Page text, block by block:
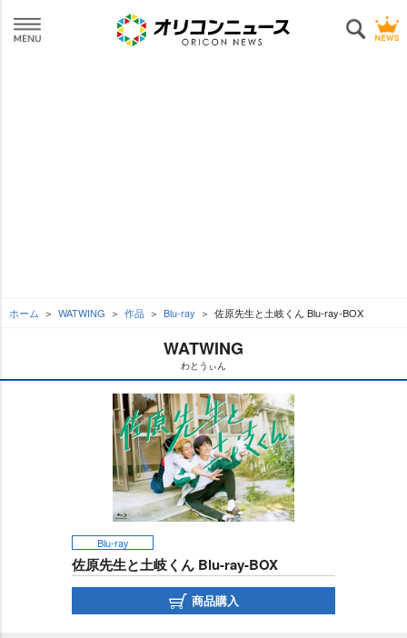
ホーム WATWING 作品 Blu-ray 佐原先生と土岐くん Blu-ray-BOX
WATWING
わとうぃん
Blu-ray
佐原先生と土岐くん Blu-ray-BOX
商品購入